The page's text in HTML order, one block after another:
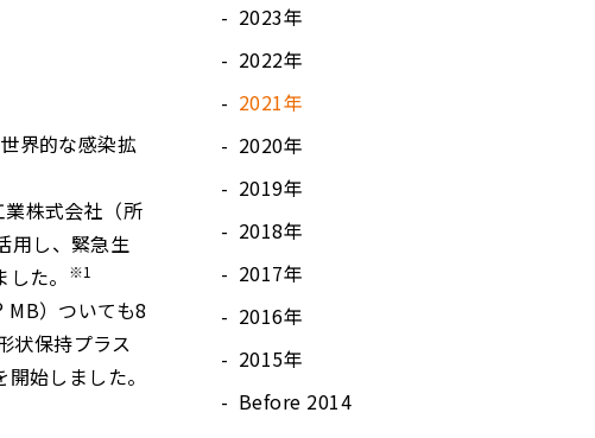
界的な感染拡
株式会社（所
用し、緊急生
た。
※1
）ついても8
状保持プラス
始しました。
2023年
2022年
2021年
2020年
2019年
2018年
2017年
2016年
2015年
Before 2014